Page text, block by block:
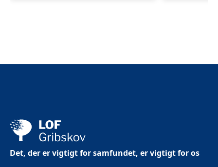
Det, der er vigtigt for samfundet, er vigtigt for os